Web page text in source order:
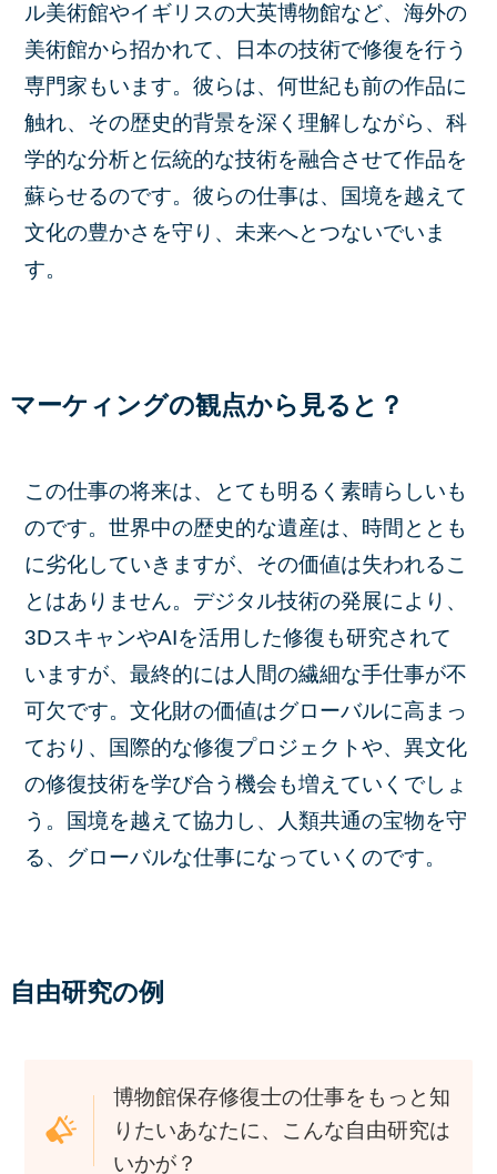
ル美術館やイギリスの大英博物館など、海外の
美術館から招かれて、日本の技術で修復を行う
専門家もいます。彼らは、何世紀も前の作品に
触れ、その歴史的背景を深く理解しながら、科
学的な分析と伝統的な技術を融合させて作品を
蘇らせるのです。彼らの仕事は、国境を越えて
文化の豊かさを守り、未来へとつないでいま
す。
マーケィングの観点から見ると？
この仕事の将来は、とても明るく素晴らしいも
のです。世界中の歴史的な遺産は、時間ととも
に劣化していきますが、その価値は失われるこ
とはありません。デジタル技術の発展により、
3DスキャンやAIを活用した修復も研究されて
いますが、最終的には人間の繊細な手仕事が不
可欠です。文化財の価値はグローバルに高まっ
ており、国際的な修復プロジェクトや、異文化
の修復技術を学び合う機会も増えていくでしょ
う。国境を越えて協力し、人類共通の宝物を守
る、グローバルな仕事になっていくのです。
自由研究の例
博物館保存修復士の仕事をもっと知
りたいあなたに、こんな自由研究は
いかが？